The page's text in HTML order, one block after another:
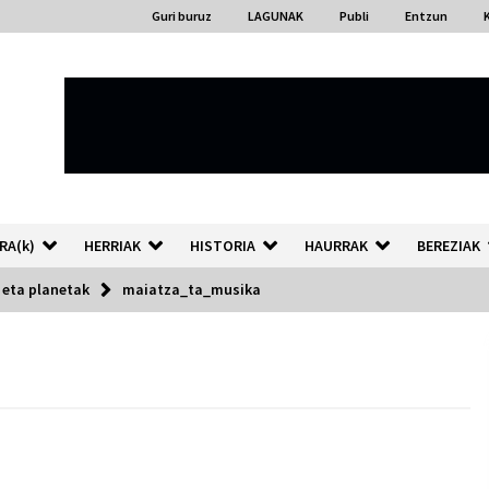
Guri buruz LAGUNAK Publi Entzun
HERRIAK HISTORIA HAURRAK BEREZIAK
eta planetak maiatza_ta_musika